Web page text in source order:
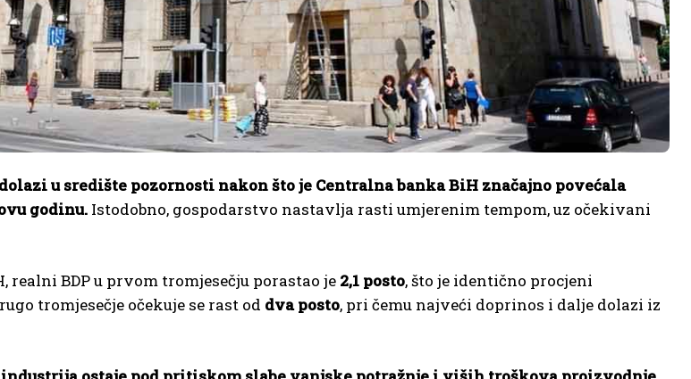
u središte pozornosti nakon što je Centralna banka BiH značajno povećala
godinu. Istodobno, gospodarstvo nastavlja rasti umjerenim tempom, uz očekivani
realni BDP u prvom tromjesečju porastao je 2,1 posto, što je identično procjeni
tromjesečje očekuje se rast od dva posto, pri čemu najveći doprinos i dalje dolazi iz